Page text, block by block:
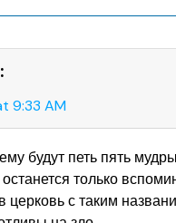
9:33 AM
будут петь пять
только
церковь с таким